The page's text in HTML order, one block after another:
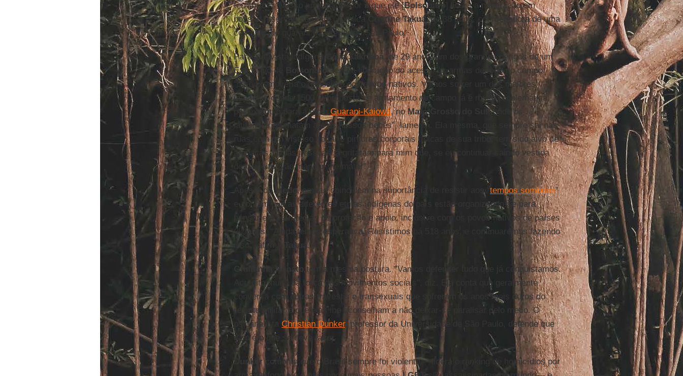
territórios. “Nosso principal temor é que ele [Bolsonaro ] libere a mineração em
nossas reservas naturais”, explica
Cristine Takuá, de 38 anos, coordenadora de uma
comunidade guarani no interior de São Paulo.
Para a ativista indígena Célia Xakriabá, de 29 anos, um dos grandes perigos de um
Executivo de
Bolsonaroseria a liberação do acesso às armas de fogo no campo.
“Isso promoveria o genocídio dos povos nativos. Vamos sofrer um dos maiores
impactos desde 1500. A proposta de armamento no campo já é muito problemática,
por exemplo para a etniaGuarani-Kaiowá, noMato Grosso do Sul , onde os
latifundiários matam até os nossos bebês”, lamenta. Ela mesma, que sempre sai nas
ruas com um vistoso cocar e pinturas corporais típicas de sua tribo, tem sido alvo de
ameaças. “Duas pessoas já gritaram para mim que, se eu continuar saindo vestida
desse jeito, vão mandar me matar".
Apesar domedo, ambas coincidem na importância de resistir aos “ tempos sombrios”
e contam que as diferentes etnias indígenas do país estão organizando-se para
pensar em estratégias de proteção e apoio, inclusive com os povos nativos de países
vizinhos. “Ainda temos esperança. Resistimos há 518 anos, e continuaremos fazendo
isso", afirma
Takuá.
Giulianna Nonato tem a mesma postura. "Vamos defender tudo que já conquistamos.
Acredito muito na força dos movimentos sociais", diz. Ela conta que geralmente
conversa com outras travestis e transexuais que sofreram os anos mais duros do
regime militar e que elas lhe aconselham a não deixar-se paralisar pelo medo. O
psicanalista Christian Dunker, professor da Universidade de São Paulo, defende que
isso é o que se deve fazer.
Dunkercomenta que o Brasil sempre foi violento —lidera o ranking de homicídios por